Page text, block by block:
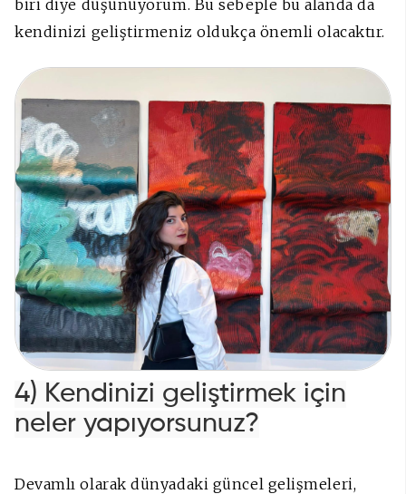
biri diye düşünüyorum. Bu sebeple bu alanda da
kendinizi geliştirmeniz oldukça önemli olacaktır.
4) Kendinizi geliştirmek için
neler yapıyorsunuz?
Devamlı olarak dünyadaki güncel gelişmeleri,